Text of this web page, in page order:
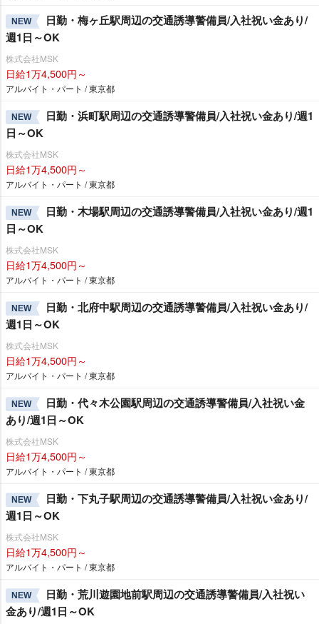
NEW
日勤・梅ヶ丘駅周辺の交通誘導警備員/入社祝い金あり/
週1日～OK
株式会社MSK
日給1万4,500円～
アルバイト・パート / 東京都
NEW
日勤・浜町駅周辺の交通誘導警備員/入社祝い金あり/週1
日～OK
株式会社MSK
日給1万4,500円～
アルバイト・パート / 東京都
NEW
日勤・木場駅周辺の交通誘導警備員/入社祝い金あり/週1
日～OK
株式会社MSK
日給1万4,500円～
アルバイト・パート / 東京都
NEW
日勤・北府中駅周辺の交通誘導警備員/入社祝い金あり/
週1日～OK
株式会社MSK
日給1万4,500円～
アルバイト・パート / 東京都
NEW
日勤・代々木公園駅周辺の交通誘導警備員/入社祝い金
あり/週1日～OK
株式会社MSK
日給1万4,500円～
アルバイト・パート / 東京都
NEW
日勤・下丸子駅周辺の交通誘導警備員/入社祝い金あり/
週1日～OK
株式会社MSK
日給1万4,500円～
アルバイト・パート / 東京都
NEW
日勤・荒川遊園地前駅周辺の交通誘導警備員/入社祝い
金あり/週1日～OK